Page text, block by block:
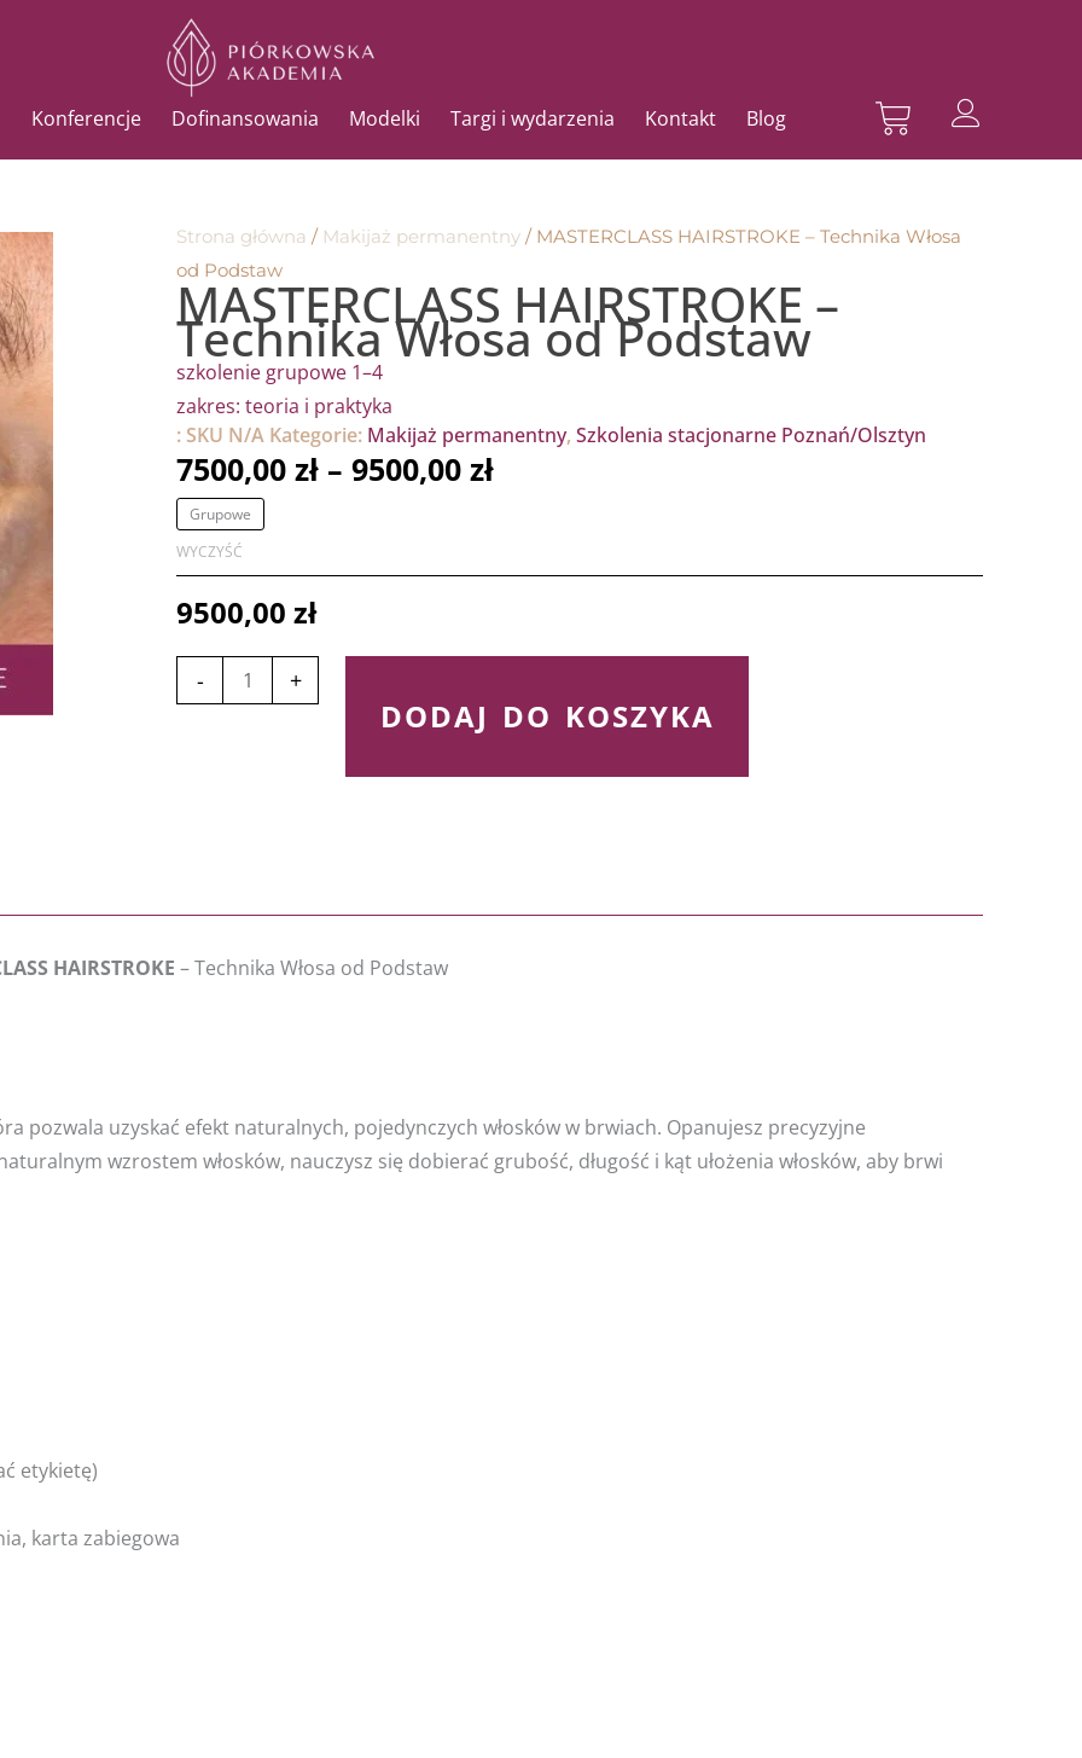
Konferencje Dofinansowania Modelki Targi i wydarzenia Kontakt Blog Wózek
Strona główna / Makijaż permanentny / MASTERCLASS HAIRSTROKE – Technika Włosa
od Podstaw
MASTERCLASS HAIRSTROKE –
Technika Włosa od Podstaw
szkolenie grupowe 1–4
zakres: teoria i praktyka
:SKU N/A Kategorie: Makijaż permanentny, Szkolenia stacjonarne Poznań/Olsztyn
7500,00 zł – 9500,00 złZakres
7500,00 zł
Grupowe
WYCZYŚĆ
9500,00 zł
-
ilość
MASTERCLASS
HAIRSTROKE
-
Włosa
od
+
DODAJ DO KOSZYKA
HAIRSTROKE – Technika Włosa od Podstaw
pozwala uzyskać efekt naturalnych, pojedynczych włosków w brwiach. Opanujesz precyzyjne
wzrostem włosków, nauczysz się dobierać grubość, długość i kąt ułożenia włosków, aby brwi
etykietę)
karta zabiegowa